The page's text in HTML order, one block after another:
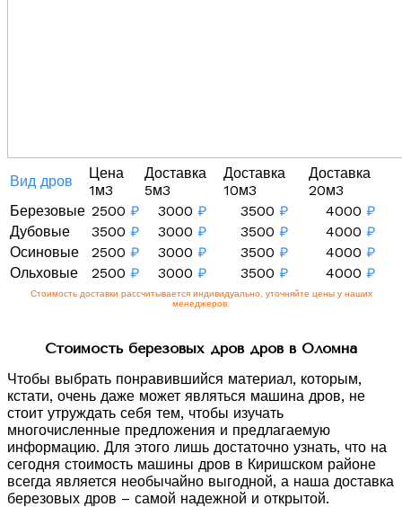
Вид дров
Цена
1м3
Доставка
5м3
Доставка
10м3
Доставка
20м3
Березовые 2500 ₽ 3000 ₽ 3500 ₽ 4000 ₽
Дубовые
3500 ₽ 3000 ₽ 3500 ₽ 4000 ₽
Осиновые
2500 ₽ 3000 ₽ 3500 ₽ 4000 ₽
Ольховые
2500 ₽ 3000 ₽ 3500 ₽ 4000 ₽
Стоимость доставки рассчитывается индивидуально, уточняйте цены у наших
менеджеров.
Стоимость березовых дров дров в Оломна
Чтобы выбрать понравившийся материал, которым,
кстати, очень даже может являться машина дров, не
стоит утруждать себя тем, чтобы изучать
многочисленные предложения и предлагаемую
информацию. Для этого лишь достаточно узнать, что на
сегодня стоимость машины дров в Киришском районе
всегда является необычайно выгодной, а наша доставка
березовых дров – самой надежной и открытой.